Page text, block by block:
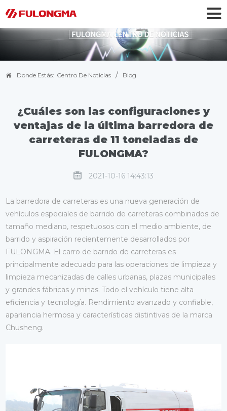
Donde Estás: Centro De Noticias / Blog
¿Cuáles son las configuraciones y
ventajas de la última barredora de
carreteras de 11 toneladas de
FULONGMA?
2021-10-16 14:43:13
La barredora de carreteras es una nueva generación de
vehículos especiales de barrido de carreteras combinados de
tamaño mediano, respetuosos con el medio ambiente, de
barrido y aspiración recientemente desarrollados por
FULONGMA. El carro de barrido de carreteras es
principalmente adecuado para las operaciones de limpieza y
limpieza mecanizadas de calles urbanas, plazas municipales
y grandes fábricas y minas. Todo el vehículo tiene alta
eficiencia y tecnología. Rendimiento avanzado y confiable,
apariencia hermosa y características distintivas de la marca
Chusheng.